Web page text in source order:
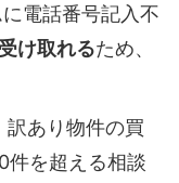
電話番号記入不
け取れるため、
訳あり物件の買
件を超える相談